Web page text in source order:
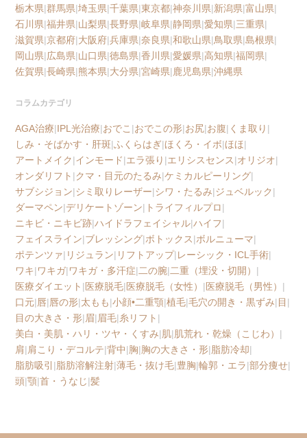
栃木県|群馬県|埼玉県|千葉県|東京都|神奈川県|新潟県|富山県|
石川県|福井県|山梨県|長野県|岐阜県|静岡県|愛知県|三重県|
滋賀県|京都府|大阪府|兵庫県|奈良県|和歌山県|鳥取県|島根県|
岡山県|広島県|山口県|徳島県|香川県|愛媛県|高知県|福岡県|
佐賀県|長崎県|熊本県|大分県|宮崎県|鹿児島県|沖縄県
コラムカテゴリ
AGA治療|IPL光治療|おでこ |おでこの形|お尻|お腹| くま取り |
しみ・そばかす・肝斑|ふくらはぎ|ほくろ・イボ|ほほ|
アートメイク|インモード|エラ張り |エリシスセンス|オリジオ|
オンダリフト |クマ・目元のたるみ|ケミカルピーリング|
サブシジョン|シミ取りレーザー|シワ・たるみ|ジュベルック|
ダーマペン|デリケートゾーン| トライフィルプロ|
ニキビ・ニキビ跡|ハイドラフェイシャル|ハイフ|
フェイスライン|ブレッシング|ボトックス|ボルニューマ|
ポテンツァ| リジュラン| リフトアップ|レーシック・ICL手術|
ワキ|ワキガ|ワキガ・多汗症|二の腕|二重（埋没・切開） |
医療ダイエット |医療脱毛|医療脱毛（女性） |医療脱毛（男性） |
口元|唇|唇の形|太もも|小顔•二重顎|植毛|毛穴の開き・黒ずみ|目 |
目の大きさ・形|眉|眉毛|糸リフト |
美白・美肌・ハリ・ツヤ・くすみ|肌|肌荒れ・乾燥（こじわ） |
肩|肩こり・デコルテ|背中|胸|胸の大きさ・形|脂肪冷却|
脂肪吸引 |脂肪溶解注射|薄毛・抜け毛|豊胸|輪郭・エラ|部分痩せ|
頭|顎|首・うなじ|髪